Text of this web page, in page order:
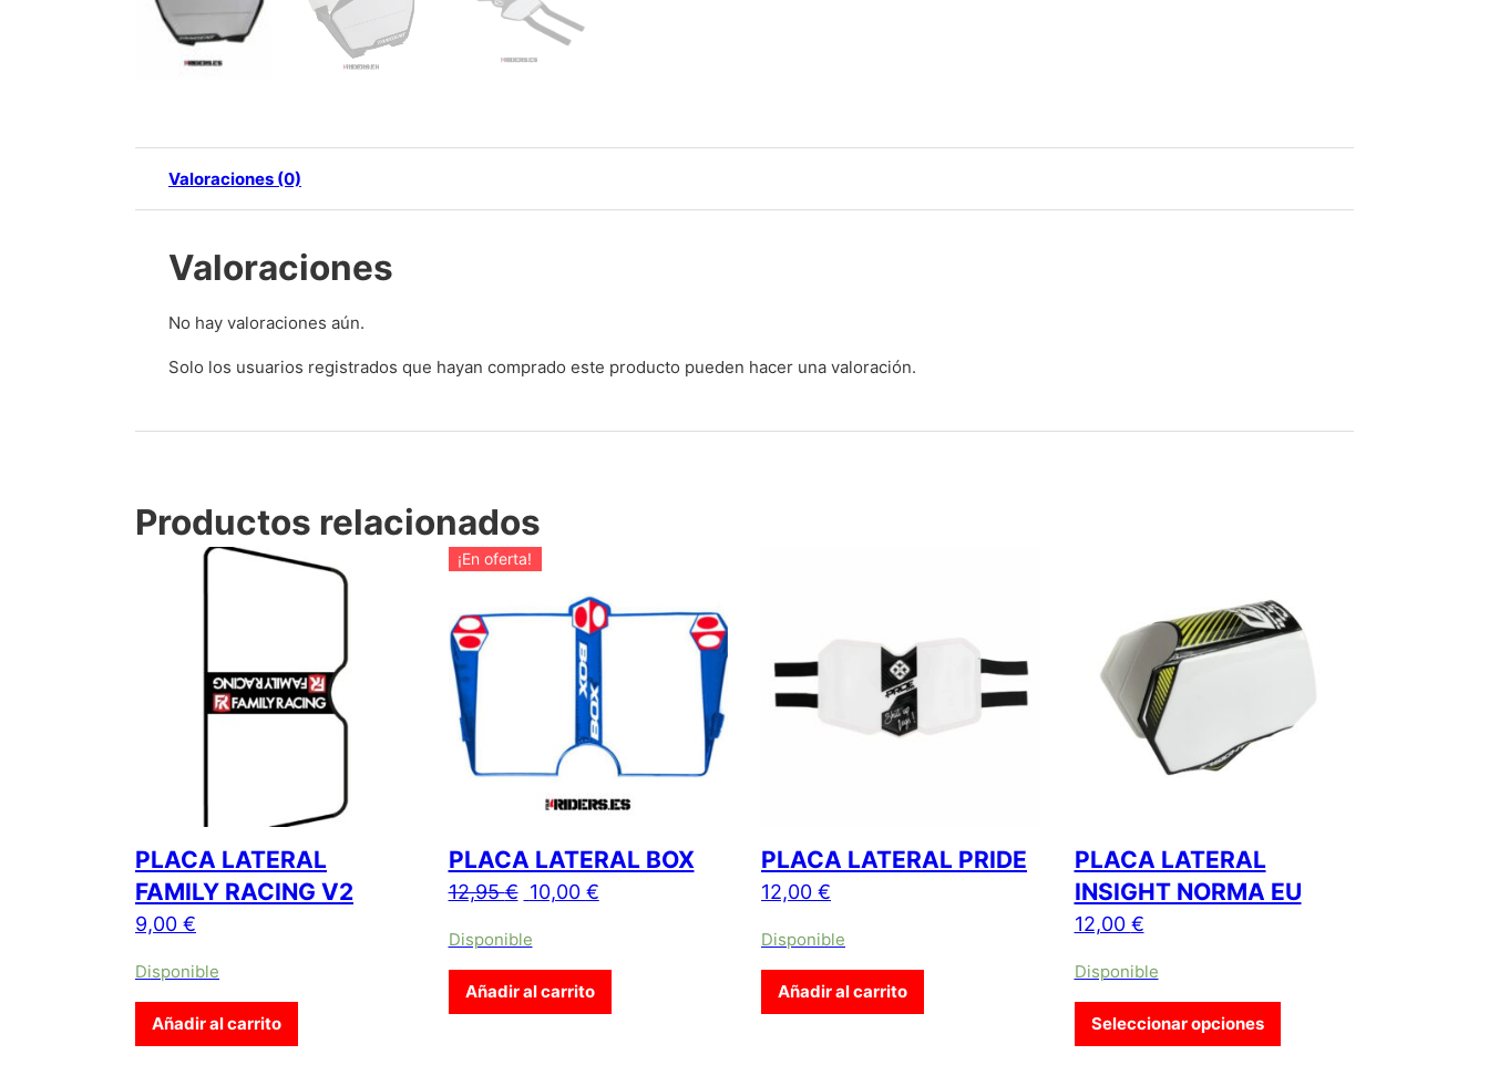
Valoraciones (0)
Valoraciones
No hay valoraciones aún.
Solo los usuarios registrados que hayan comprado este producto pueden hacer una valoración.
Productos relacionados
PLACA LATERAL
FAMILY RACING V2
9,00 €
Disponible
Añadir al carrito
¡En oferta!
PLACA LATERAL BOX
12,95€ El precio original era: 12,95 €.
10,00 €El precio actual es: 10,00 €.
Disponible
Añadir al carrito
PLACA LATERAL PRIDE
12,00 €
Disponible
Añadir al carrito
PLACA LATERAL
INSIGHT NORMA EU
12,00 €
Disponible
Seleccionar opciones